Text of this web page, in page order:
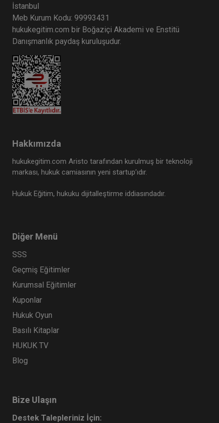
Çocuk Hukuku - IV. Medeni Hukuk Kongresi - V.
Tüketici Hukuku Enstitüsü
Kat Mülkiyeti ve Kentsel Dönüşüm Hukuku - IV.
Medeni Hukuk Kongresi - VIII. Oturum
360 TL
İstanbul
Meb Kurum Kodu: 99993431
hukukegitim.com bir Boğaziçi Akademi ve Enstitü
Danışmanlık paydaş kuruluşudur.
Hakkımızda
hukukegitim.com Aristo tarafından kurulmuş bir teknoloji
markası, hukuk camiasının yeni startup’ıdır.
Hukuk Eğitim, hukuku dijitalleştirme iddiasındadır.
Diğer Menü
SSS
Geçmiş Eğitimler
Kurumsal Eğitimler
Kuponlar
Hukuk Oyun
Basılı Kitaplar
HUKUK TV
Blog
Bize Ulaşın
Destek Talepleriniz İçin: